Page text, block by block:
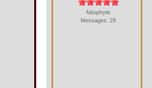
Néophyte
Messages: 29